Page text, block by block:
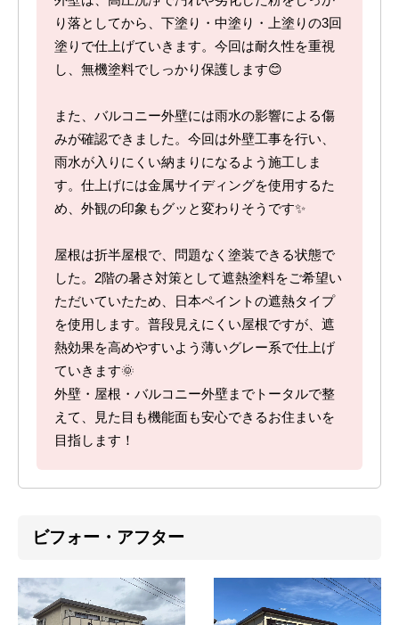
り落としてから、下塗り・中塗り・上塗りの3回
塗りで仕上げていきます。今回は耐久性を重視
し、無機塗料でしっかり保護します😊
また、バルコニー外壁には雨水の影響による傷
みが確認できました。今回は外壁工事を行い、
雨水が入りにくい納まりになるよう施工しま
す。仕上げには金属サイディングを使用するた
め、外観の印象もグッと変わりそうです✨
屋根は折半屋根で、問題なく塗装できる状態で
した。2階の暑さ対策として遮熱塗料をご希望い
ただいていたため、日本ペイントの遮熱タイプ
を使用します。普段見えにくい屋根ですが、遮
熱効果を高めやすいよう薄いグレー系で仕上げ
ていきます🌞
外壁・屋根・バルコニー外壁までトータルで整
えて、見た目も機能面も安心できるお住まいを
目指します！
ビフォー・アフター